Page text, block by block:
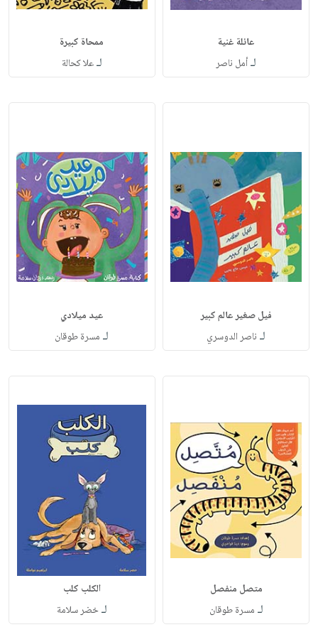
عائلة غنية
لـأمل ناصر
ممحاة كبيرة
لـعلا كحالة
فيل صغير عالم كبير
لـ ناصر الدوسري
عيد ميلادي
لـ مسرة طوقان
متصل منفصل
لـ مسرة طوقان
الكلب كلب
لـخضر سلامة